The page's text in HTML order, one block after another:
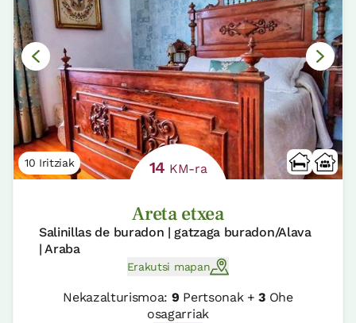
10 Iritziak 14 KM-ra
Areta etxea
Salinillas de buradon | gatzaga buradon/Alava
| Araba
Erakutsi mapan
Nekazalturismoa: 9 Pertsonak +3 Ohe
osagarriak